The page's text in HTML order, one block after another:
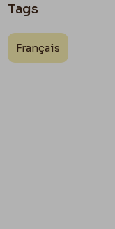
Tags
Français